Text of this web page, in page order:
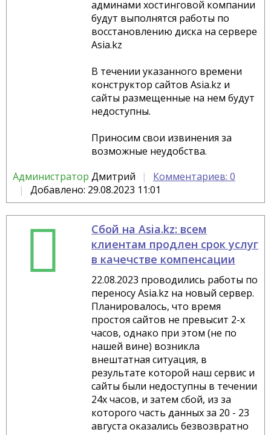
админами хостинговой компании
будут выполнятся работы по
восстановлению диска на сервере
Asia.kz
В течении указанного времени
конструктор сайтов Asia.kz и
сайты размещенные на нем будут
недоступны.
Приносим свои извинения за
возможные неудобства.
Администратор Дмитрий
Комментариев: 0
Добавлено: 29.08.2023 11:01
Сбой на Asia.kz: всем
клиентам продлен срок услуг
в качечстве компенсации
22.08.2023 проводились работы по
переносу Asia.kz на новый сервер.
Планировалось, что время
простоя сайтов не превысит 2-х
часов, однако при этом (не по
нашей вине) возникла
внештатная ситуация, в
результате которой наш сервис и
сайты были недоступны в течении
24х часов, и затем сбой, из за
которого часть данных за 20 - 23
августа оказались безвозвратно